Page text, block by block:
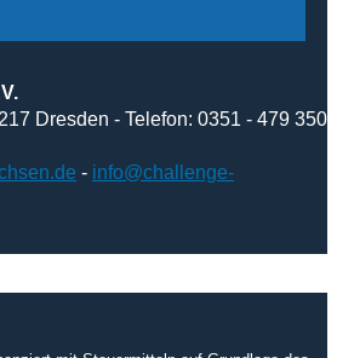
Dresden - Telefon: 0351 - 479 350
- info@challenge-